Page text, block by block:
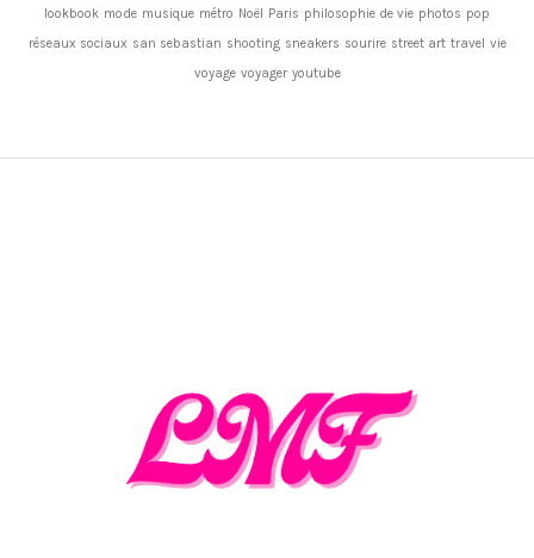
lookbook mode musique métro Noël Paris philosophie de vie photos pop
réseaux sociaux san sebastian shooting sneakers sourire street art travel vie
voyage voyager youtube